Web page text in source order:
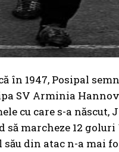
în 1947, Posipal
SV Arminia
cu care s-a născut,
să marcheze 12
său din atac n-a mai